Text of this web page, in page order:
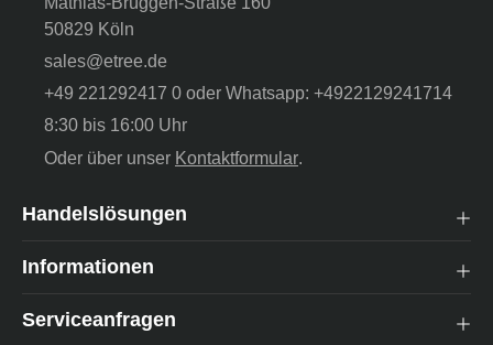
50829 Köln
sales@etree.de
+49 221292417 0 oder Whatsapp: +4922129241714
8:30 bis 16:00 Uhr
Oder über unser Kontaktformular.
Handelslösungen
Informationen
Serviceanfragen